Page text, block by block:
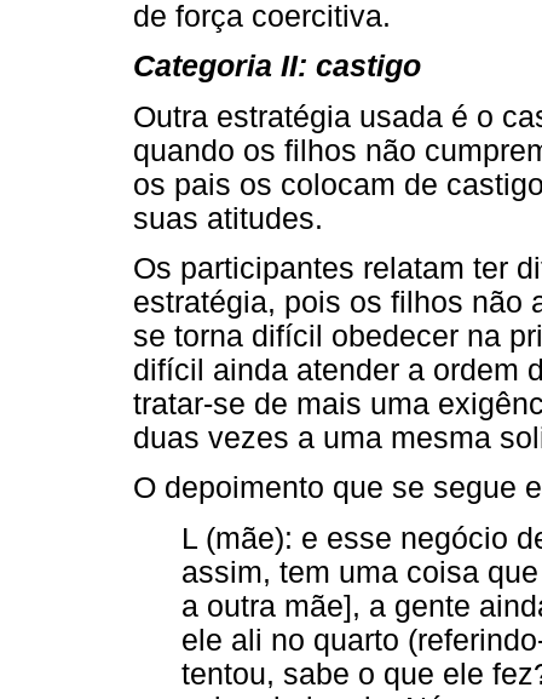
de força coercitiva.
Categoria II: castigo
Outra estratégia usada é o
quando os filhos não
os pais os colocam de
suas atitudes.
Os participantes relatam ter
estratégia, pois os filhos não
se torna difícil obedecer na
difícil ainda atender a ordem
tratar-se de mais uma
duas vezes a uma mesma
O depoimento que se segue
L (mãe): e esse negócio
assim, tem uma coisa
a outra mãe], a gente
ele ali no quarto
tentou, sabe o que ele